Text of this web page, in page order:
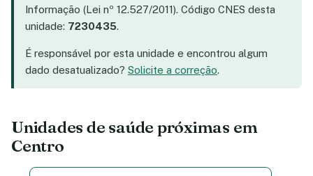
Informação (Lei nº 12.527/2011). Código CNES desta
unidade: 7230435.
É responsável por esta unidade e encontrou algum
dado desatualizado? Solicite a correção.
Unidades de saúde próximas em
Centro